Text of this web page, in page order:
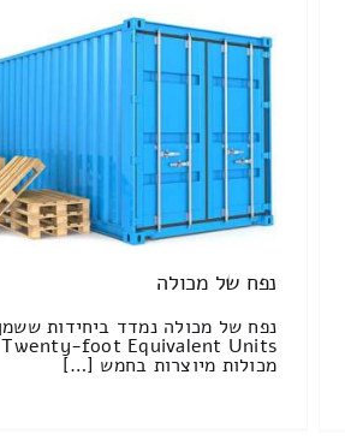
נפח של מכולה
Twenty-foot Equivalent Units
מכולות מיוצרות בחמש […]